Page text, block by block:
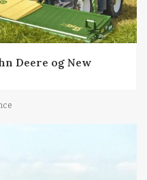
Deere og New